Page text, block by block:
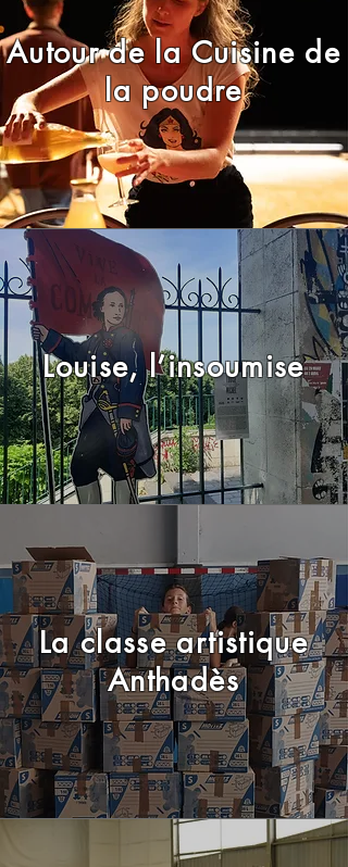
Autour de la Cuisine de
la poudre
Louise, l’insoumise
La classe artistique
Anthadès